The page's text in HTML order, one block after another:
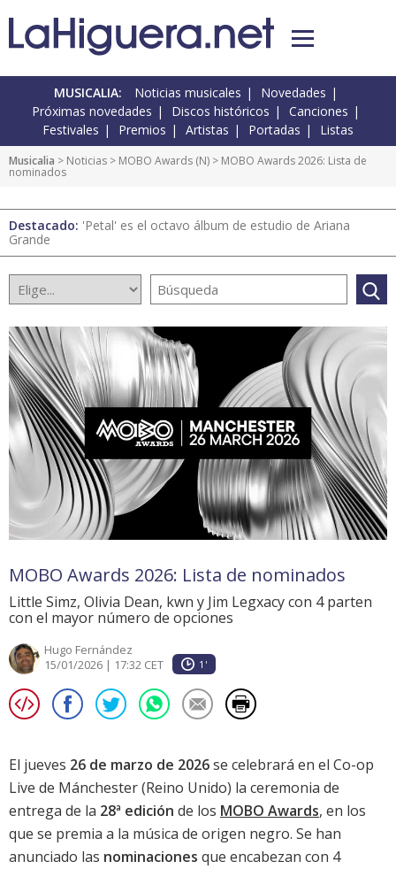
MUSICALIA: Noticias musicales
Novedades
Próximas novedades
Discos históricos
Canciones
Festivales
Premios Artistas Portadas Listas
Musicalia > Noticias > MOBO Awards (N) > MOBO Awards 2026: Lista de
nominados
Destacado: 'Petal' es el octavo álbum de estudio de Ariana
Grande
MOBO Awards 2026: Lista de nominados
Little Simz, Olivia Dean, kwn y Jim Legxacy con 4 parten
con el mayor número de opciones
Hugo Fernández
15/01/2026 | 17:32 CET
1'
El jueves 26 de marzo de 2026se celebrará en el Co-op
Live de Mánchester (Reino Unido) la ceremonia de
entrega de la 28ª edición de los MOBO Awards, en los
que se premia a la música de origen negro. Se han
anunciado las nominaciones que encabezan con 4